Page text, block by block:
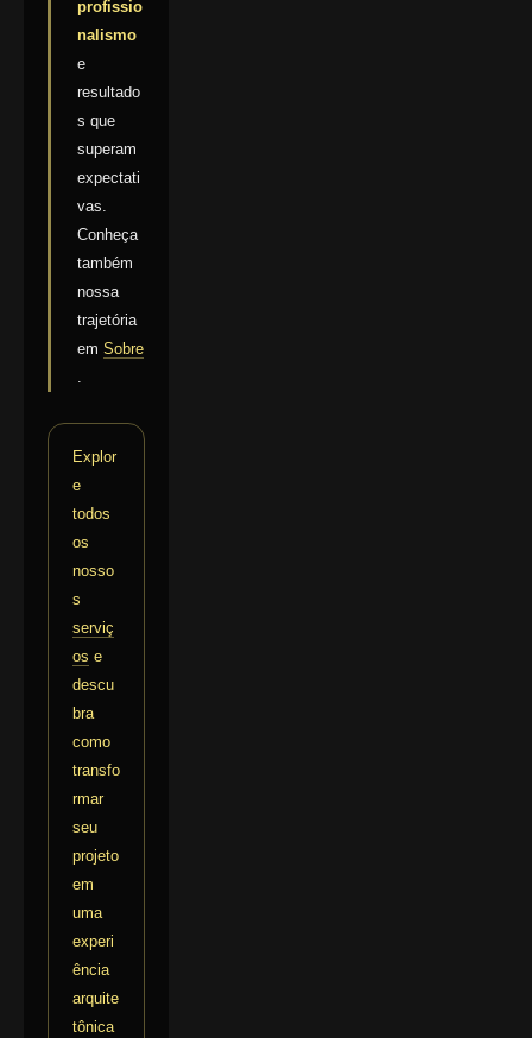
profissio
nalismo
e
resultado
s que
superam
expectati
vas.
Conheça
também
nossa
trajetória
em Sobre
.
Explor
e
todos
os
nosso
s
serviç
os e
descu
bra
como
transfo
rmar
seu
projeto
em
uma
experi
ência
arquite
tônica